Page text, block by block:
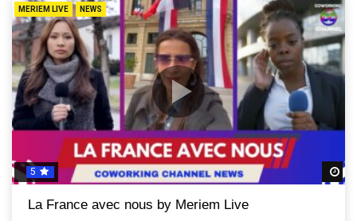
MERIEM LIVE NEWS
5
La France avec nous by Meriem Live